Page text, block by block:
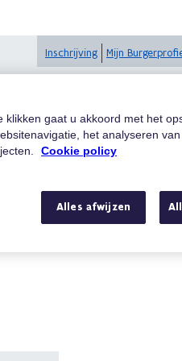
Inschrijving Mijn
klikken gaat u akkoord met het
het analyseren
Cookie policy
Alles afwijzen